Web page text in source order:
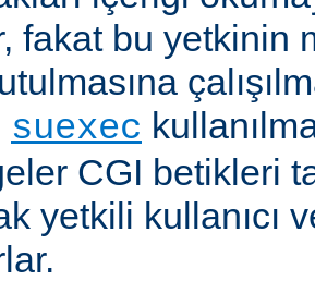
fakat bu yetkinin
suexec
CGI betikleri
yetkili kullanıcı